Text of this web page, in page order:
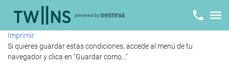
Imprimir
Si quieres guardar estas condiciones, accede al menú de tu
navegador y clica en "Guardar como..."